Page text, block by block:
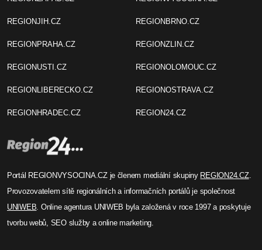
REGIONJIH.CZ
REGIONPRAHA.CZ
REGIONUSTI.CZ
REGIONLIBERECKO.CZ
REGIONHRADEC.CZ
REGIONBRNO.CZ
REGIONZLIN.CZ
REGIONOLOMOUC.CZ
REGIONOSTRAVA.CZ
REGION24.CZ
Portál REGIONVYSOCINA.CZ je členem mediální skupiny REGION24.CZ.
Provozovatelem sítě regionálních a informačních portálů je společnost
UNIWEB. Online agentura UNIWEB byla založená v roce 1997 a poskytuje
tvorbu webů, SEO služby a online marketing.